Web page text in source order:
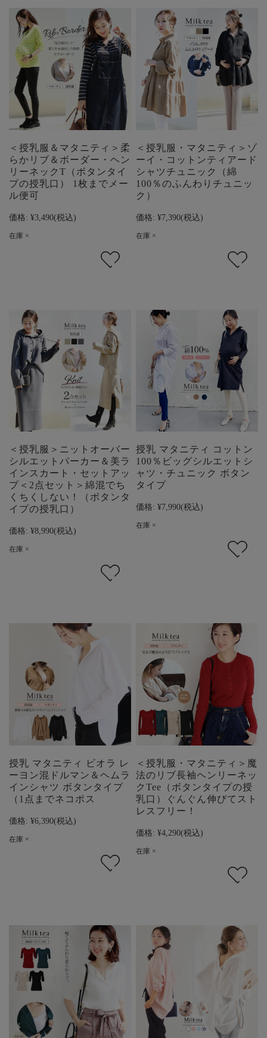
＜授乳服＆マタニティ＞柔
らかリブ＆ボーダー・ヘン
リーネックT（ボタンタイ
プの授乳口） 1枚までメー
ル便可
価格: ¥3,490(税込)
在庫 ×
＜授乳服・マタニティ＞ゾ
ーイ・コットンティアード
シャツチュニック（綿
100％のふんわりチュニッ
ク）
価格: ¥7,390(税込)
在庫 ×
＜授乳服＞ニットオーバー
シルエットパーカー＆美ラ
インスカート・セットアッ
プ＜2点セット＞綿混でち
くちくしない！（ボタンタ
イプの授乳口）
価格: ¥8,990(税込)
在庫 ×
授乳 マタニティ コットン
100％ビッグシルエットシ
ャツ・チュニック ボタン
タイプ
価格: ¥7,990(税込)
在庫 ×
授乳 マタニティ ビオラ レ
ーヨン混ドルマン＆ヘムラ
インシャツ ボタンタイプ
（1点までネコポス
価格: ¥6,390(税込)
在庫 ×
＜授乳服・マタニティ＞魔
法のリブ長袖ヘンリーネッ
クTee（ボタンタイプの授
乳口）ぐんぐん伸びてスト
レスフリー！
価格: ¥4,290(税込)
在庫 ×